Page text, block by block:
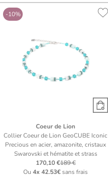
-10%
Coeur de Lion
Collier Coeur de Lion GeoCUBE Iconic
Precious en acier, amazonite, cristaux
Swarovski et hématite et strass
170,10 €189 €
Ou4x 42.53€sans frais